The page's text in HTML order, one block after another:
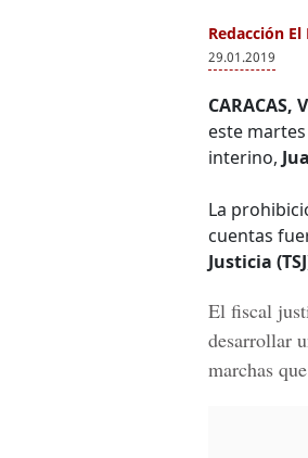
Redacción
29.01.2019
CARACAS,
este
interino,
La
cuentas
Justicia
El fiscal
desarrollar
marchas